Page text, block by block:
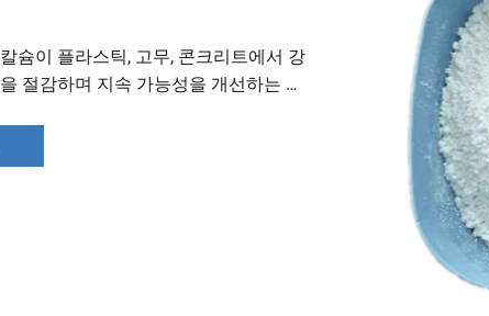
슘이 플라스틱, 고무, 콘크리트에서 강
절감하며 지속 가능성을 개선하는 방
반 응용 사례를 확인하고 기술 가이드를